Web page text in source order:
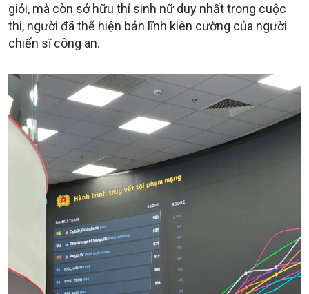
giỏi, mà còn sở hữu thí sinh nữ duy nhất trong cuộc
thi, người đã thể hiện bản lĩnh kiên cường của người
chiến sĩ công an.